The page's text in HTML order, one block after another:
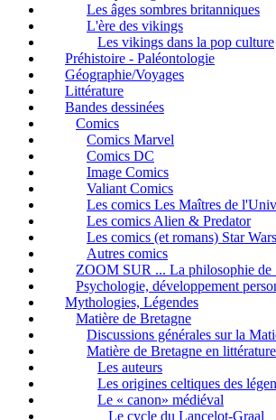
Les âges sombres britanniques
L'ère des vikings
Les vikings dans la pop culture
Préhistoire - Paléontologie
Géographie/Voyages
Littérature
Bandes dessinées
Comics
Comics Marvel
Comics DC
Image Comics
Valiant Comics
Les comics Les Maîtres de
Les comics Alien & Predator
Les comics (et romans) Star Wars
Autres comics
ZOOM SUR ... La philosophie de
Psychologie, développement
Mythologies, Légendes
Matière de Bretagne
Discussions générales sur la
Matière de Bretagne en littérature
Les auteurs
Les origines celtiques des
Le « canon» médiéval
Le cycle du Lancelot-Graal